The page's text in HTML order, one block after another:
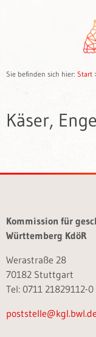
Sie befinden sich hier: Start
Käser,
Kommission für
Württemberg KdöR
Werastraße 28
70182 Stuttgart
Tel: 0711 21829112-0
poststelle@kgl.bwl.de